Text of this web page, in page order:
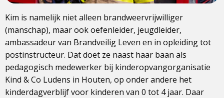
Kim is namelijk niet alleen brandweervrijwilliger
(manschap), maar ook oefenleider, jeugdleider,
ambassadeur van Brandveilig Leven en in opleiding tot
postinstructeur. Dat doet ze naast haar baan als
pedagogisch medewerker bij kinderopvangorganisatie
Kind & Co Ludens in Houten, op onder andere het
kinderdagverblijf voor kinderen van 0 tot 4 jaar. Daar